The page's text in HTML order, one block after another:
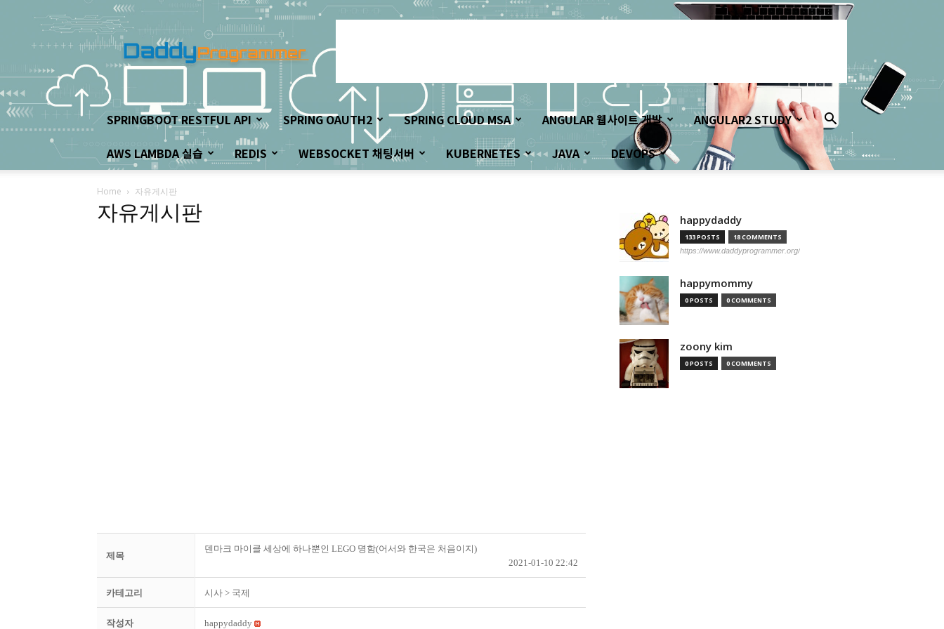
아
프
로
머
의
좌
충
우
SPRINGBOOT RESTFUL API SPRING OAUTH2 SPRING CLOUD MSA ANGULAR 웹사이트 개발
ANGULAR2 STUDY
AWS LAMBDA 실습
REDIS WEBSOCKET 채팅서버 KUBERNETES JAVA DEVOPS
Home 자유게시판
자유게시판
제목
덴마크 마이클 세상에 하나뿐인 LEGO 명함(어서와 한국은 처음이지)
2021-01-10 22:42
카테고리 시사 > 국제
작성자 happydaddy
happydaddy
133 POSTS 18 COMMENTS
https://www.daddyprogrammer.org/
happymommy
0 POSTS 0 COMMENTS
zoony kim
0 POSTS 0 COMMENTS